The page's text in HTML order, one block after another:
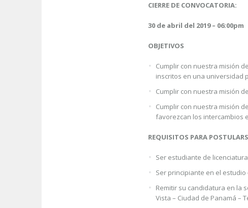
CIERRE DE CONVOCATORIA:
30 de abril del 2019 – 06:00pm
OBJETIVOS
Cumplir con nuestra misión
inscritos en una universidad
Cumplir con nuestra misión
Cumplir con nuestra misión
favorezcan los intercambios
REQUISITOS PARA
Ser estudiante de
Ser principiante en el
Remitir su candidatura en la
Vista – Ciudad de Panamá –